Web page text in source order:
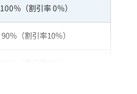
100％（割引率 0％）
90％（割引率10％）